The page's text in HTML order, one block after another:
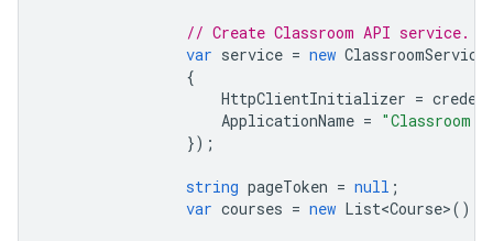
// Create Classroom API service.
var service = new ClassroomService
{
HttpClientInitializer =
ApplicationName = "Classroom
});
string pageToken = null ;
var courses = new List<Course>();